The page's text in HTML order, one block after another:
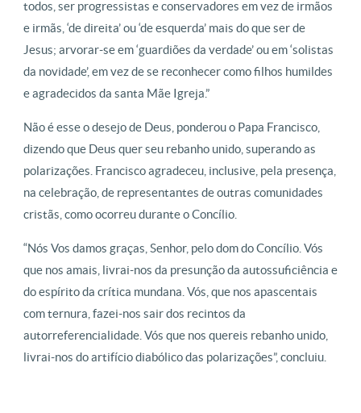
todos, ser progressistas e conservadores em vez de irmãos
e irmãs, ‘de direita’ ou ‘de esquerda’ mais do que ser de
Jesus; arvorar-se em ‘guardiões da verdade’ ou em ‘solistas
da novidade’, em vez de se reconhecer como filhos humildes
e agradecidos da santa Mãe Igreja.”
Não é esse o desejo de Deus, ponderou o Papa Francisco,
dizendo que Deus quer seu rebanho unido, superando as
polarizações. Francisco agradeceu, inclusive, pela presença,
na celebração, de representantes de outras comunidades
cristãs, como ocorreu durante o Concílio.
“Nós Vos damos graças, Senhor, pelo dom do Concílio. Vós
que nos amais, livrai-nos da presunção da autossuficiência e
do espírito da crítica mundana. Vós, que nos apascentais
com ternura, fazei-nos sair dos recintos da
autorreferencialidade. Vós que nos quereis rebanho unido,
livrai-nos do artifício diabólico das polarizações”, concluiu.